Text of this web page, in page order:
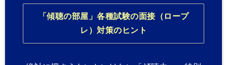
「傾聴の部屋」各種試験の面接（ロープ
レ）対策のヒント